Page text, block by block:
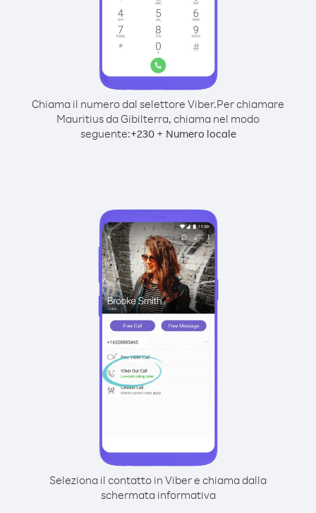
Chiama il numero dal selettore Viber.Per chiamare
Mauritius da Gibilterra, chiama nel modo
seguente:+230+ Numero locale
Seleziona il contatto in Viber e chiama dalla
schermata informativa